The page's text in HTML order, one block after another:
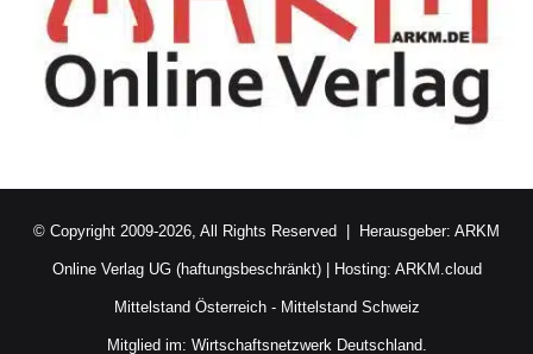
© Copyright 2009-2026, All Rights Reserved | Herausgeber: ARKM
Online Verlag UG (haftungsbeschränkt)| Hosting: ARKM.cloud
Mittelstand Österreich- Mittelstand Schweiz
Mitglied im: Wirtschaftsnetzwerk Deutschland.